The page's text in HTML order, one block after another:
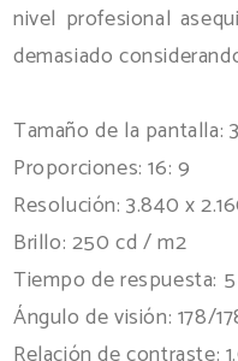
nivel profesional
demasiado
Tamaño de la pantalla:
Proporciones: 16: 9
Resolución: 3.840 x
Brillo: 250 cd / m2
Tiempo de respuesta:
Ángulo de visión: 178/